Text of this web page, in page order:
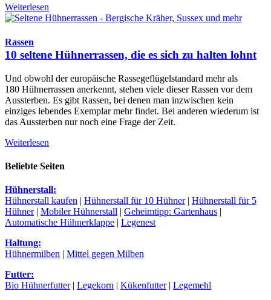
Weiterlesen
Rassen
10 seltene Hühnerrassen, die es sich zu halten lohnt
Und obwohl der europäische Rassegeflügelstandard mehr als
180 Hühnerrassen anerkennt, stehen viele dieser Rassen vor dem
Aussterben. Es gibt Rassen, bei denen man inzwischen kein
einziges lebendes Exemplar mehr findet. Bei anderen wiederum ist
das Aussterben nur noch eine Frage der Zeit.
Weiterlesen
Beliebte Seiten
Hühnerstall:
Hühnerstall kaufen | Hühnerstall für 10 Hühner| Hühnerstall für 5
Hühner| Mobiler Hühnerstall | Geheimtipp: Gartenhaus |
Automatische Hühnerklappe | Legenest
Haltung:
Hühnermilben | Mittel gegen Milben
Futter:
Bio Hühnerfutter| Legekorn | Kükenfutter| Legemehl